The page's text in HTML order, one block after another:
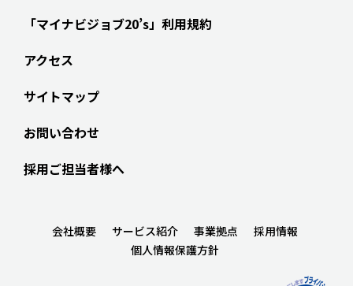
「マイナビジョブ20’s」利用規約
アクセス
サイトマップ
お問い合わせ
採用ご担当者様へ
会社概要 サービス紹介 事業拠点
採用情報
個人情報保護方針